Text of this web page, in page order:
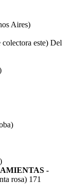
Aires)
este) Del
-
rosa) 171